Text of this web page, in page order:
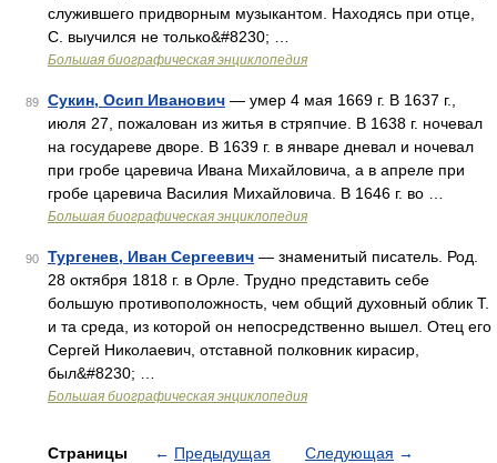
служившего придворным музыкантом. Находясь при отце,
С. выучился не только&#8230; …
Большая биографическая энциклопедия
89 Сукин, Осип Иванович — умер 4 мая 1669 г. В 1637 г.,
июля 27, пожалован из житья в стряпчие. В 1638 г. ночевал
на государеве дворе. В 1639 г. в январе дневал и ночевал
при гробе царевича Ивана Михайловича, а в апреле при
гробе царевича Василия Михайловича. В 1646 г. во …
Большая биографическая энциклопедия
90 Тургенев, Иван Сергеевич — знаменитый писатель. Род.
28 октября 1818 г. в Орле. Трудно представить себе
большую противоположность, чем общий духовный облик Т.
и та среда, из которой он непосредственно вышел. Отец его
Сергей Николаевич, отставной полковник кирасир,
был&#8230; …
Большая биографическая энциклопедия
Страницы ← Предыдущая Следующая →